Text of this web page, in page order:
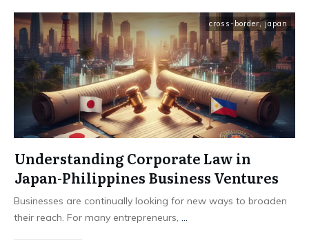
cross-border,japan
Understanding Corporate Law in
Japan-Philippines Business Ventures
Businesses are continually looking for new ways to broaden
their reach. For many entrepreneurs, ...